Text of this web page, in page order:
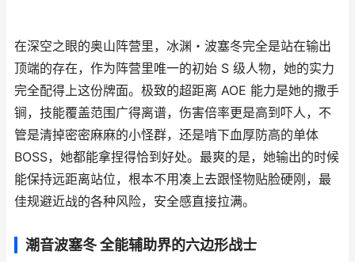
在深空之眼的奥山阵营里，冰渊・波塞冬完全是站在输出
顶端的存在，作为阵营里唯一的初始 S 级人物，她的实力
完全配得上这份牌面。极致的超距离 AOE 能力是她的撒手
锏，技能覆盖范围广得离谱，伤害倍率更是高到吓人，不
管是清掉密密麻麻的小怪群，还是啃下血厚防高的单体
BOSS，她都能拿捏得恰到好处。最爽的是，她输出的时候
能保持远距离站位，根本不用凑上去跟怪物贴脸硬刚，最
佳规避近战的各种风险，安全感直接拉满。
潮音波塞冬 全能辅助界的六边形战士